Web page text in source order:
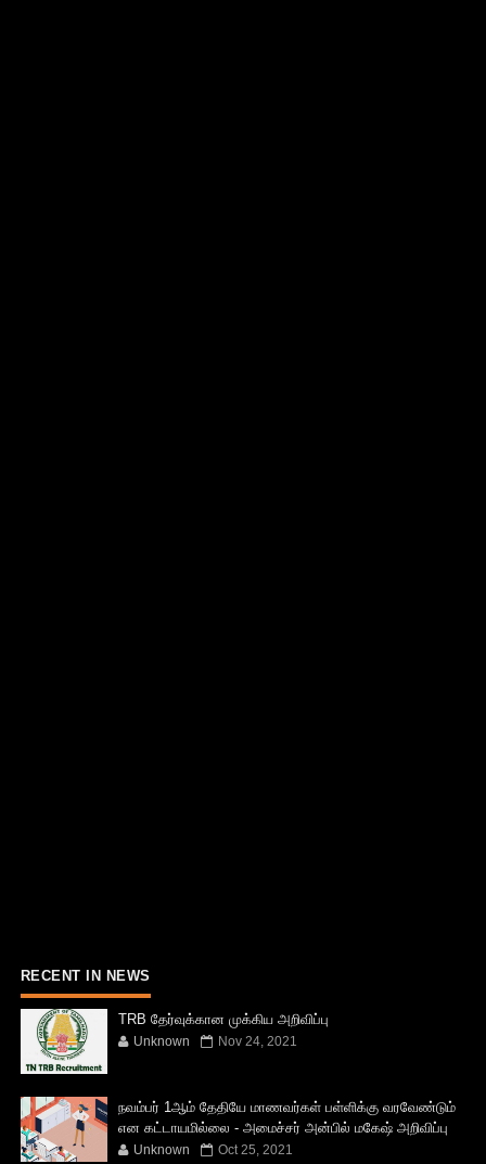
RECENT IN NEWS
TRB தேர்வுக்கான முக்கிய அறிவிப்பு
Unknown Nov 24, 2021
நவம்பர் 1ஆம் தேதியே மாணவர்கள் பள்ளிக்கு வரவேண்டும்
என கட்டாயமில்லை - அமைச்சர் அன்பில் மகேஷ் அறிவிப்பு
Unknown Oct 25, 2021